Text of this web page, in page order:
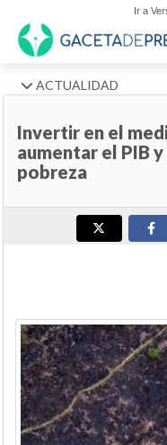
Ir a
ACTUALIDAD
Invertir en el
aumentar el PIB
pobreza